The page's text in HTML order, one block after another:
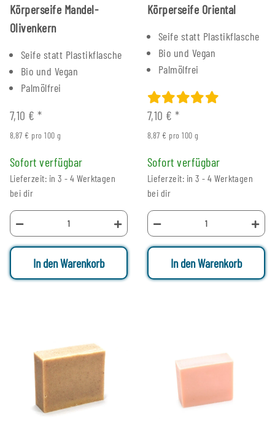
Körperseife Mandel-
Olivenkern
Seife statt Plastikflasche
Bio und Vegan
Palmölfrei
7,10 €*
8,87 € pro 100 g
Sofort verfügbar
Lieferzeit: in 3 - 4 Werktagen
bei dir
In den Warenkorb
Körperseife Oriental
Seife statt Plastikflasche
Bio und Vegan
Palmölfrei
7,10 €*
8,87 € pro 100 g
Sofort verfügbar
Lieferzeit: in 3 - 4 Werktagen
bei dir
In den Warenkorb